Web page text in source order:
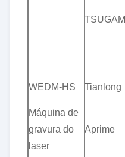
TSUGAMI
WEDM-HS Tianlong
Máquina de
gravura do
laser
Aprime